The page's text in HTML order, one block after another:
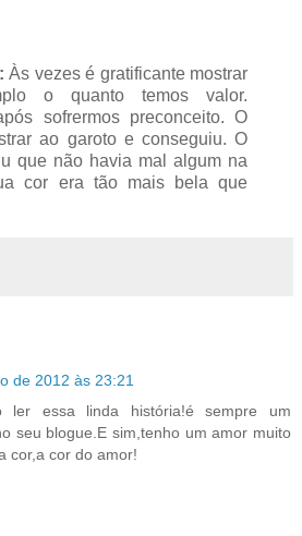
Às vezes é gratificante mostrar
o quanto temos valor.
sofrermos preconceito. O
ao garoto e conseguiu. O
que não havia mal algum na
cor era tão mais bela que
de 2012 às 23:21
ler essa linda história!é sempre um
seu blogue.E sim,tenho um amor muito
cor,a cor do amor!